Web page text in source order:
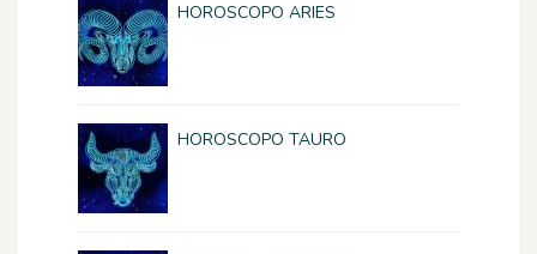
HOROSCOPO ARIES
HOROSCOPO TAURO